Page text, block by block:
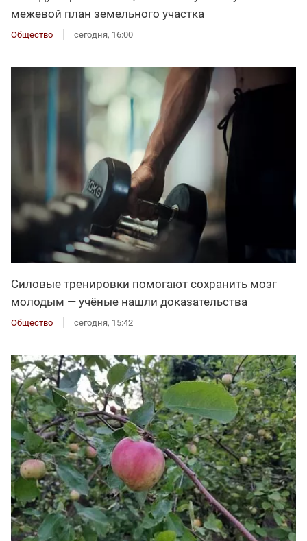
межевой план земельного участка
Общество сегодня, 16:00
Силовые тренировки помогают сохранить мозг
молодым — учёные нашли доказательства
Общество сегодня, 15:42